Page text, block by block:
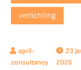
verlichting
23
2026